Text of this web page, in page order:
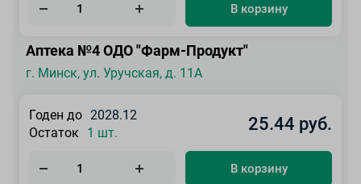
В корзину
Аптека №4 ОДО "Фарм-Продукт"
г. Минск, ул. Уручская, д. 11А
Годен до 2028.12
Остаток
1 шт. 25.44 руб.
В корзину